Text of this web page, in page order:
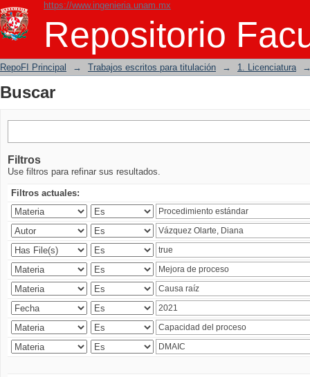
https://www.ingenieria.unam.mx
Repositorio
Buscar
RepoFI Principal → Trabajos escritos para titulación → 1. Licenciatura
Buscar
Filtros
Use filtros para refinar sus resultados.
Filtros actuales: